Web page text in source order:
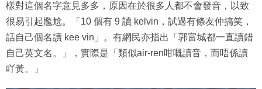
樣對這個名字意見多多，原因在於很多人都不會發音，以致
很易引起尷尬。「10 個有 9 讀 kelvin，試過有條友仲搞笑，
話自己個名讀 kee vin」。有網民亦指出「郭富城都一直讀錯
自己英文名。」，實際是「類似air-ren咁嘅讀音，而唔係讀
吖黃。」